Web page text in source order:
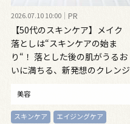
2026.07.10 10:00 PR
【50代のスキンケア】メイク
落としは“スキンケアの始ま
り“！ 落とした後の肌がうるお
いに満ちる、新発想のクレンジ
美容
スキンケア エイジングケア